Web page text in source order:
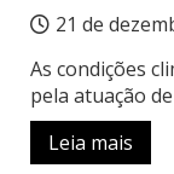
21 de
As condições
pela atuação
Leia mais